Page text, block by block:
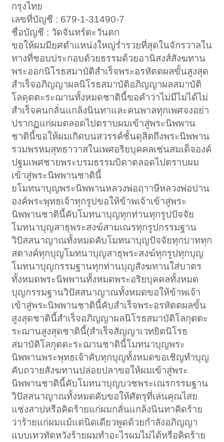
กรุงไทย
เลขที่บัญชี : 679-1-31490-7
ชื่อบัญชี : วัดจันทร์ตะวันตก
ขอให้ผมมียศตำแหน่งใหญ่ร่ำรวยที่สุดในจักรวาลใน
ทางที่ชอบประกอบด้วยธรรมด้วยอานิสงส์สังฆทาน
พระออกนิโรธสมาบัติสำเร็จพระอรหัตตผลขั้นสูงสุด
สำเร็จอภิญญาผลนิโรธสมาบัติอภิญญาผลสมาบัติ
โลดุตตะระฌานทั้งหมดชาตินี้ขอคำว่าไม่มีไม่ได้ไม่
สำเร็จคนกลั่นแกล้งนินทาและคนพาลทุกเพศจงอย่า
ปรากฏแก่ผมตลอดไปตราบผมเข้าสู่พระนิพพาน
ชาตินี้ขอให้ผมเกิดบนสวรรค์ชั้นดุสิตถึงพระนิพพาน
รวมพรหมสุทธาวาสในเพศอริยบุคคลเช่นสมเด็จองค์
ปฐมเพศชายพระบรมธรรมบิดาตลอดไปตราบผม
เข้าสู่พระนิพพานชาตินี้
ยโมทนาบุญพระนิพพานหลวงพ่อฤาาษีหลวงพ่อปาน
องค์พระพุทธเจ้าทุกรูปขอให้ข้าพเจ้าเข้าสู่พระ
นิพพานชาตินี้คับโมทนาบุญทุกท่านทุกรูปปัจจัย
โมทนาบุญสาธุพระสงฆ์สามเณรทุกรูปกรรมฐาน
วิปัสสนาญาณทั้งหมดคับโมทนาบุญปัจจัยทุกบาททุก
สตางค์ทุกบุญโมทนาบุญสาธุพระสงฆ์ทุกรูปทุกบุญ
โมทนาบุญกรรมฐานทุกท่านบุญสังฆทานใส่บาตร
ทั้งหมดพระนิพพานทั้งหมดพระอริยบุคคลทั้งหมด
บุญกรรมฐานวิปัสสนาญาณทั้งหมดขอให้ข้าพเจ้า
เข้าสู่พระนิพพานชาตินี้คับสำเร็จพระอรหัตตผลขั้น
สูงสุดชาตินี้สำเร็จอภิญญาผลนิโรธสมาบัติโลกุตตะ
ระฌานสูงสุดชาตินี้(สำเร็จสัญญาเวทยิตนิโรธ
สมาบัติโลกุตตะระฌานชาตินี้โมทนาบุญพระ
นิพพานพระพุทธเจ้าคับทุกบุญทั้งหมดขอเชิญทำบุญ
คับถวายสังฆทานปล่อยปลาขอให้ผมเข้าสู่พระ
นิพพานชาตินี้คับโมทนาบุญบวชพระเณรกรรมฐาน
วิปัสสนาญาณทั้งหมดคับขอให้ศัตรุที่เล่นคุณไสย
แช่งสาปหรือคิดร้ายแก่ผมกลั่นแกล้งนินทาคิดร้าย
ว่าร้ายแก่ผมแม้แต่นิดเดียวพูดด้วยกำลังอภิญญา
แบบเทวทัตหวังร้ายผมทำอะไรผมไม่ได้หรือคิดร้าย